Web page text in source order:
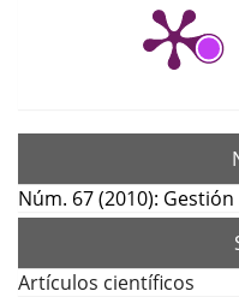
Núm. 67 (2010): Gestión
Artículos científicos